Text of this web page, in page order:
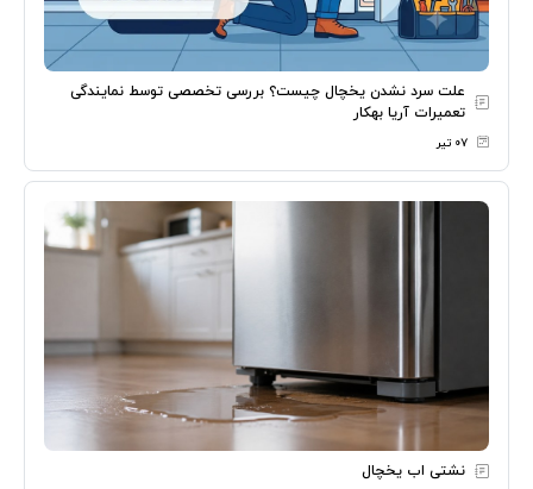
علت سرد نشدن یخچال چیست؟ بررسی تخصصی توسط نمایندگی
تعمیرات آریا بهکار
۰۷ تیر
نشتی اب یخچال